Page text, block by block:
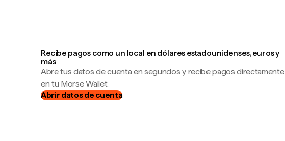
Recibe pagos como un local en dólares estadounidenses, euros y
más
Abre tus datos de cuenta en segundos y recibe pagos directamente
en tu Morse Wallet.
Abrir datos de cuenta